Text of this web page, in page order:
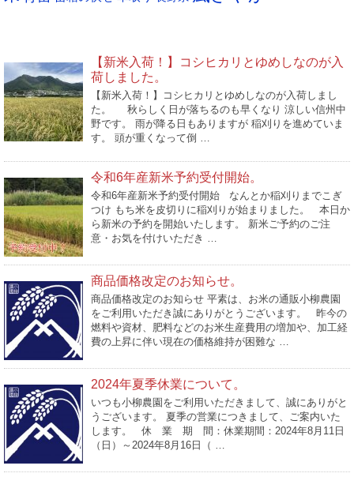
【新米入荷！】コシヒカリとゆめしなのが入
荷しました。
【新米入荷！】コシヒカリとゆめしなのが入荷しまし
た。 秋らしく日が落ちるのも早くなり 涼しい信州中
野です。 雨が降る日もありますが 稲刈りを進めていま
す。 頭が重くなって倒 …
令和6年産新米予約受付開始。
令和6年産新米予約受付開始 なんとか稲刈りまでこぎ
つけ もち米を皮切りに稲刈りが始まりました。 本日か
ら新米の予約を開始いたします。 新米ご予約のご注
意・お気を付けいただき …
商品価格改定のお知らせ。
商品価格改定のお知らせ 平素は、お米の通販小柳農園
をご利用いただき誠にありがとうございます。 昨今の
燃料や資材、肥料などのお米生産費用の増加や、加工経
費の上昇に伴い現在の価格維持が困難な …
2024年夏季休業について。
いつも小柳農園をご利用いただきまして、誠にありがと
うございます。 夏季の営業につきまして、ご案内いた
します。 休 業 期 間：休業期間：2024年8月11日
（日）～2024年8月16日（ …